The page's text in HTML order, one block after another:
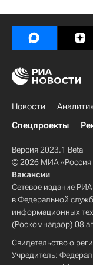
Новости
Спецпроекты
Версия 2023.1 Beta
© 2026 МИА «Россия
Вакансии
Сетевое издание
в Федеральной
информационных
(Роскомнадзор) 08
Свидетельство о
Учредитель: